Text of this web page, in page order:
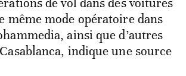
de vol dans des voitures
même mode opératoire dans
ainsi que d’autres
indique une source